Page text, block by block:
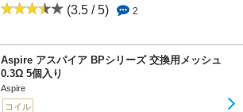
(3.5 / 5) 2
Aspire アスパイア BPシリーズ 交換用メッシュ
0.3Ω 5個入り
Aspire
コイル